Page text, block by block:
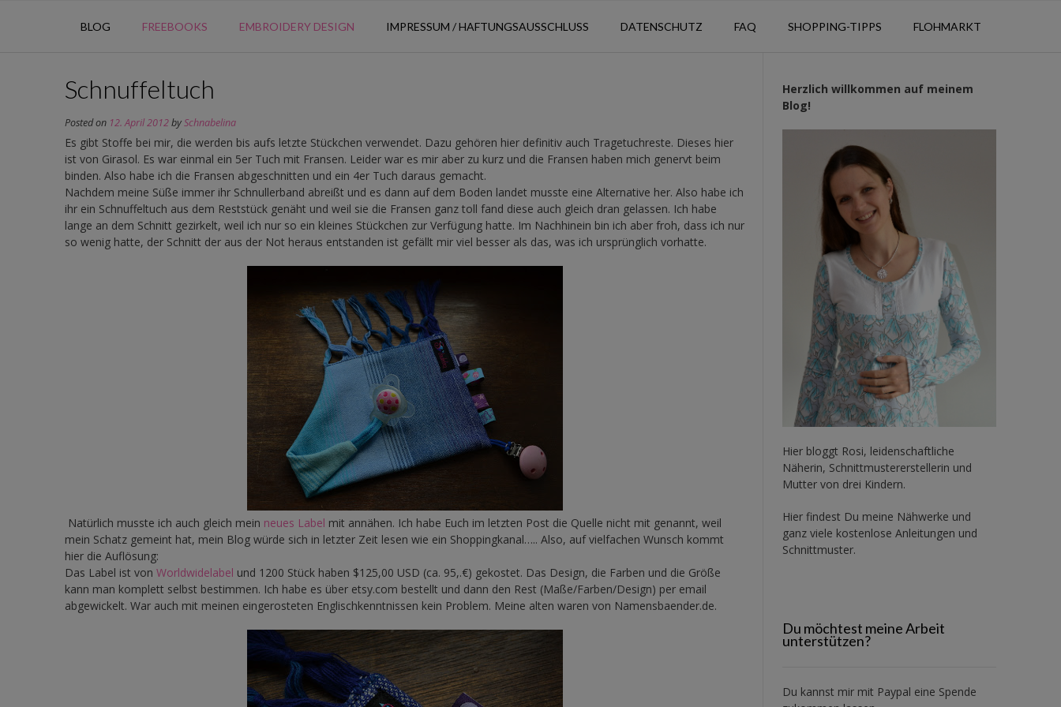
BLOG FREEBOOKS EMBROIDERY DESIGN IMPRESSUM / HAFTUNGSAUSSCHLUSS DATENSCHUTZ FAQ SHOPPING-TIPPS FLOHMARKT
Schnuffeltuch
Posted on 12. April 2012bySchnabelina
Es gibt Stoffe bei mir, die werden bis aufs letzte Stückchen verwendet. Dazu gehören hier definitiv auch Tragetuchreste. Dieses hier
ist von Girasol. Es war einmal ein 5er Tuch mit Fransen. Leider war es mir aber zu kurz und die Fransen haben mich genervt beim
binden. Also habe ich die Fransen abgeschnitten und ein 4er Tuch daraus gemacht.
Nachdem meine Süße immer ihr Schnullerband abreißt und es dann auf dem Boden landet musste eine Alternative her. Also habe ich
ihr ein Schnuffeltuch aus dem Reststück genäht und weil sie die Fransen ganz toll fand diese auch gleich dran gelassen. Ich habe
lange an dem Schnitt gezirkelt, weil ich nur so ein kleines Stückchen zur Verfügung hatte. Im Nachhinein bin ich aber froh, dass ich nur
so wenig hatte, der Schnitt der aus der Not heraus entstanden ist gefällt mir viel besser als das, was ich ursprünglich vorhatte.
Natürlich musste ich auch gleich mein neues Label mit annähen. Ich habe Euch im letzten Post die Quelle nicht mit genannt, weil
mein Schatz gemeint hat, mein Blog würde sich in letzter Zeit lesen wie ein Shoppingkanal….. Also, auf vielfachen Wunsch kommt
hier die Auflösung:
Das Label ist von Worldwidelabel und 1200 Stück haben $125,00 USD (ca. 95,.€) gekostet. Das Design, die Farben und die Größe
kann man komplett selbst bestimmen. Ich habe es über etsy.com bestellt und dann den Rest (Maße/Farben/Design) per email
abgewickelt. War auch mit meinen eingerosteten Englischkenntnissen kein Problem. Meine alten waren von Namensbaender.de.
Herzlich willkommen auf meinem
Blog!
Hier bloggt Rosi, leidenschaftliche
Näherin, Schnittmustererstellerin und
Mutter von drei Kindern.
Hier findest Du meine Nähwerke und
ganz viele kostenlose Anleitungen und
Schnittmuster.
Du möchtest meine Arbeit
unterstützen?
Du kannst mir mit Paypal eine Spende